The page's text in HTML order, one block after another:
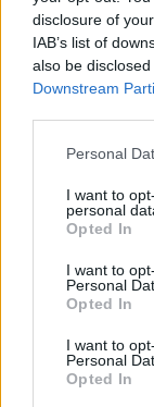
disclosure of
IAB’s list of
also be
Downstream
Personal
I want to
personal
Opted In
I want to
Personal
Opted In
I want to
Personal
Opted In
8
Il